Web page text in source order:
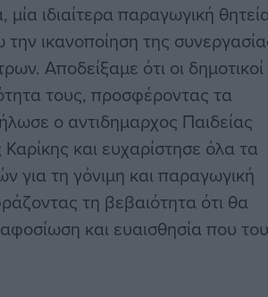
ιδιαίτερα παραγωγική
ικανοποίηση της
Αποδείξαμε ότι οι δημοτικοί
τους, προσφέροντας τα
ο αντιδημαρχος Παιδείας
και ευχαρίστησε όλα τα
για τη γόνιμη και παραγωγική
τη βεβαιότητα ότι θα
και ευαισθησία που